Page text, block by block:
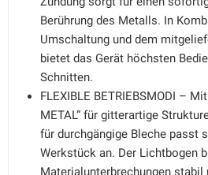
Berührung des Metalls. In
Umschaltung und dem
bietet das Gerät höchsten
Schnitten.
FLEXIBLE BETRIEBSMODI –
METAL“ für gitterartige
für durchgängige Bleche passt
Werkstück an. Der Lichtbogen
Materialunterbrechungen stabil